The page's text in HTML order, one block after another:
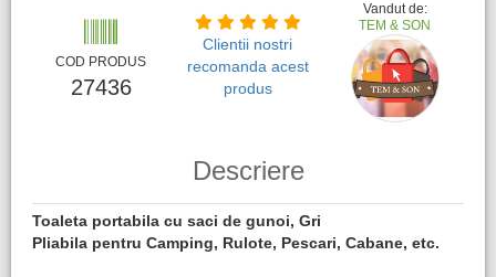
COD PRODUS
27436
Clientii nostri
recomanda acest
produs
Vandut de:
TEM & SON
Descriere
Toaleta portabila cu saci de gunoi, Gri
Pliabila pentru Camping, Rulote, Pescari, Cabane, etc.